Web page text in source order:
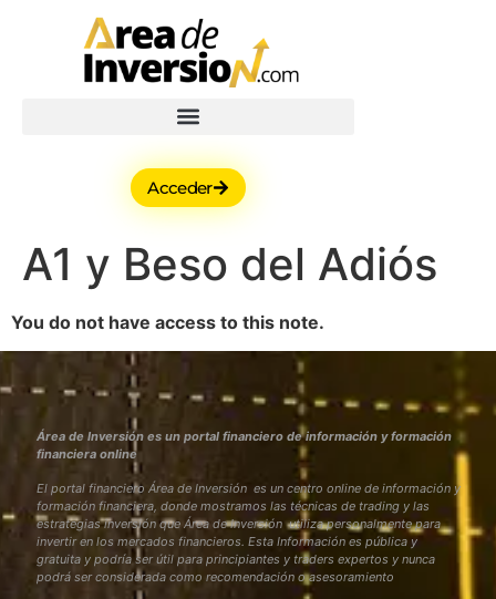
Acceder
A1 y Beso del Adiós
You do not have access to this note.
Área de Inversión es un portal financiero de información y formación
financiera online
El portal financiero Área de Inversión es un centro online de información y
formación financiera, donde mostramos las técnicas de trading y las
estrategias inversión que Área de Inversión utiliza personalmente para
invertir en los mercados financieros. Esta Información es pública y
gratuita y podría ser útil para principiantes y traders expertos y nunca
podrá ser considerada como recomendación o asesoramiento